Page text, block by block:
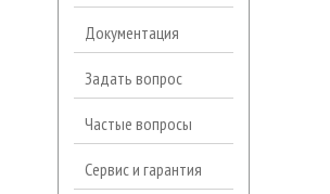
Документация
Задать вопрос
Частые вопросы
Сервис и гарантия